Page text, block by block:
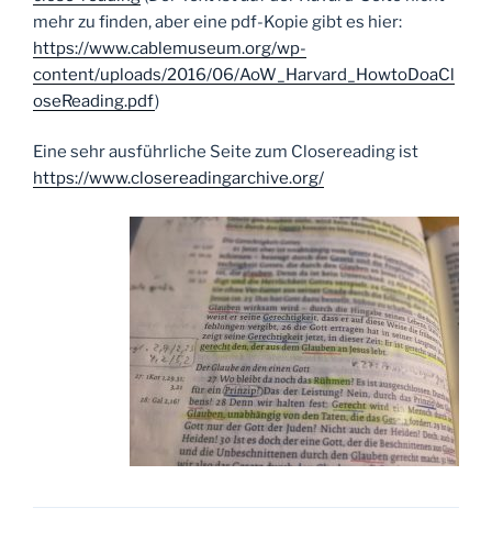
mehr zu finden, aber eine pdf-Kopie gibt es hier:
https://www.cablemuseum.org/wp-
content/uploads/2016/06/AoW_Harvard_HowtoDoaCl
oseReading.pdf)
Eine sehr ausführliche Seite zum Closereading ist
https://www.closereadingarchive.org/